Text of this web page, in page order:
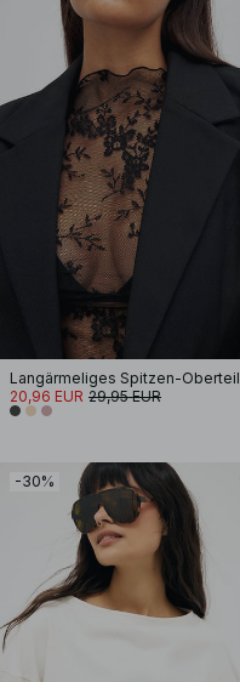
Langärmeliges Spitzen-Oberteil
20,96 EUR 29,95 EUR
-30%